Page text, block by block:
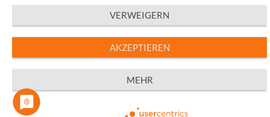
VERWEIGERN
AKZEPTIEREN
MEHR